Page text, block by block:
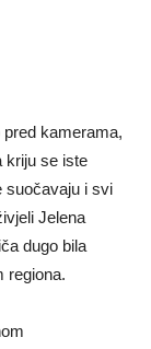
kamerama,
kriju se iste
suočavaju i svi
Jelena
dugo bila
regiona.